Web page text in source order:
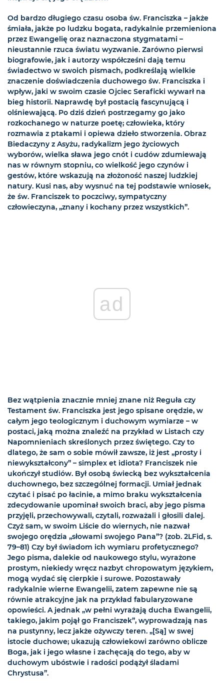
Od bardzo długiego czasu osoba św. Franciszka – jakże
śmiała, jakże po ludzku bogata, radykalnie przemieniona
przez Ewangelię oraz naznaczona stygmatami –
nieustannie rzuca światu wyzwanie. Zarówno pierwsi
biografowie, jak i autorzy współcześni dają temu
świadectwo w swoich pismach, podkreślają wielkie
znaczenie doświadczenia duchowego św. Franciszka i
wpływ, jaki w swoim czasie Ojciec Seraficki wywarł na
bieg historii. Naprawdę był postacią fascynującą i
olśniewającą. Po dziś dzień postrzegamy go jako
rozkochanego w naturze poetę; człowieka, który
rozmawia z ptakami i opiewa dzieło stworzenia. Obraz
Biedaczyny z Asyżu, radykalizm jego życiowych
wyborów, wielka sława jego cnót i cudów zdumiewają
nas w równym stopniu, co wielkość jego czynów i
gestów, które wskazują na złożoność naszej ludzkiej
natury. Kusi nas, aby wysnuć na tej podstawie wniosek,
że św. Franciszek to poczciwy, sympatyczny
człowieczyna, „znany i kochany przez wszystkich”.
ad
Bez wątpienia znacznie mniej znane niż Reguła czy
Testament św. Franciszka jest jego spisane orędzie, w
całym jego teologicznym i duchowym wymiarze – w
postaci, jaką można znaleźć na przykład w Listach czy
Napomnieniach skreślonych przez świętego. Czy to
dlatego, że sam o sobie mówił zawsze, iż jest „prosty i
niewykształcony” – simplex et idiota? Franciszek nie
ukończył studiów. Był osobą świecką bez wykształcenia
duchownego, bez szczególnej formacji. Umiał jednak
czytać i pisać po łacinie, a mimo braku wykształcenia
zdecydowanie upominał swoich braci, aby jego pisma
przyjęli, przechowywali, czytali, rozważali i głosili dalej.
Czyż sam, w swoim Liście do wiernych, nie nazwał
swojego orędzia „słowami swojego Pana”? (zob. 2LFid, s.
79–81) Czy był świadom ich wymiaru profetycznego?
Jego pisma, dalekie od naukowego stylu, wyrażone
prostym, niekiedy wręcz nazbyt chropowatym językiem,
mogą wydać się cierpkie i surowe. Pozostawały
radykalnie wierne Ewangelii, zatem zapewne nie są
równie atrakcyjne jak na przykład fabularyzowane
opowieści. A jednak „w pełni wyrażają ducha Ewangelii,
takiego, jakim pojął go Franciszek”, wyprowadzają nas
na pustynny, lecz jakże ożywczy teren. „[Są] w swej
istocie duchowe; ukazują człowiekowi zarówno oblicze
Boga, jak i jego własne i zachęcają do tego, aby w
duchowym ubóstwie i radości podążył śladami
Chrystusa”.